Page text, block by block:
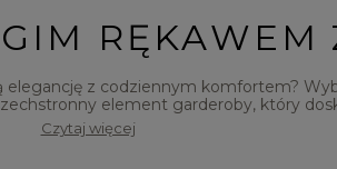
RĘKAWEM
elegancję z codziennym komfortem?
element garderoby, który
W naszym asortymencie znajdziesz
sylwetki i zapewnieniu swobody ruchów.
Czytaj więcej